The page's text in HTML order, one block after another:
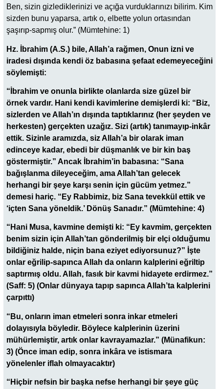
Ben, sizin gizlediklerinizi ve açığa vurduklarınızı bilirim. Kim
sizden bunu yaparsa, artık o, elbette yolun ortasından
şaşırıp-sapmış olur.” (Mümtehine: 1)
Hz. İbrahim (A.S.) bile, Allah’a rağmen, Onun izni ve
iradesi dışında kendi öz babasına şefaat edemeyeceğini
söylemişti:
“İbrahim ve onunla birlikte olanlarda size güzel bir
örnek vardır. Hani kendi kavimlerine demişlerdi ki: “Biz,
sizlerden ve Allah’ın dışında taptıklarınız (her şeyden ve
herkesten) gerçekten uzağız. Sizi (artık) tanımayıp-inkâr
ettik. Sizinle aramızda, siz Allah’a bir olarak iman
edinceye kadar, ebedi bir düşmanlık ve bir kin baş
göstermiştir.” Ancak İbrahim’in babasına: “Sana
bağışlanma dileyeceğim, ama Allah’tan gelecek
herhangi bir şeye karşı senin için gücüm yetmez.”
demesi hariç. “Ey Rabbimiz, biz Sana tevekkül ettik ve
‘içten Sana yöneldik.’ Dönüş Sanadır.” (Mümtehine: 4)
“Hani Musa, kavmine demişti ki: “Ey kavmim, gerçekten
benim sizin için Allah’tan gönderilmiş bir elçi olduğumu
bildiğiniz halde, niçin bana eziyet ediyorsunuz?” İşte
onlar eğrilip-sapınca Allah da onların kalplerini eğriltip
saptırmış oldu. Allah, fasık bir kavmi hidayete erdirmez.”
(Saff: 5) (Onlar dünyaya tapıp sapınca Allah’ta kalplerini
çarpıttı)
“Bu, onların iman etmeleri sonra inkar etmeleri
dolayısıyla böyledir. Böylece kalplerinin üzerini
mühürlemiştir, artık onlar kavrayamazlar.” (Münafikun:
3) (Önce iman edip, sonra inkâra ve istismara
yönelenler iflah olmayacaktır)
“Hiçbir nefsin bir başka nefse herhangi bir şeye güç